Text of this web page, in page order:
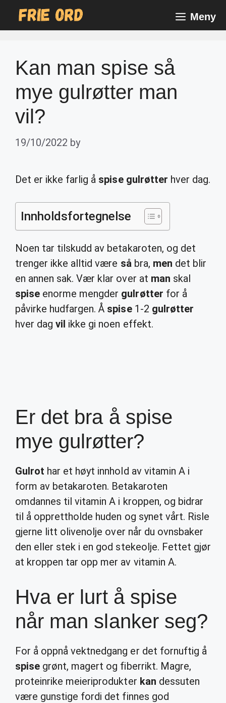
Meny
Kan man spise så
mye gulrøtter man
vil?
19/10/2022 by
Det er ikke farlig å spise gulrøtter hver dag.
Innholdsfortegnelse
Noen tar tilskudd av betakaroten, og det
trenger ikke alltid være såbra, men det blir
en annen sak. Vær klar over at man skal
spise enorme mengder gulrøtter for å
påvirke hudfargen. Å spise1-2 gulrøtter
hver dagvil ikke gi noen effekt.
Er det bra å spise
mye gulrøtter?
Gulrot har et høyt innhold av vitamin A i
form av betakaroten. Betakaroten
omdannes til vitamin A i kroppen, og bidrar
til å opprettholde huden og synet vårt. Risle
gjerne litt olivenolje over når du ovnsbaker
den eller stek i en god stekeolje. Fettet gjør
at kroppen tar opp mer av vitamin A.
Hva er lurt å spise
når man slanker seg?
For å oppnå vektnedgang er det fornuftig å
spise grønt, magert og fiberrikt. Magre,
proteinrike meieriprodukter kan dessuten
være gunstige fordi det finnes god